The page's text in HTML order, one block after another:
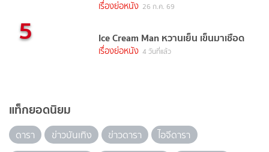
เรื่องย่อหนัง 26 ก.ค. 69
5 Ice Cream Man หวานเย็น เข็นมาเชือด
เรื่องย่อหนัง 4 วันที่แล้ว
แท็กยอดนิยม
ดารา ข่าวบันเทิง ข่าวดารา
ไอจีดารา